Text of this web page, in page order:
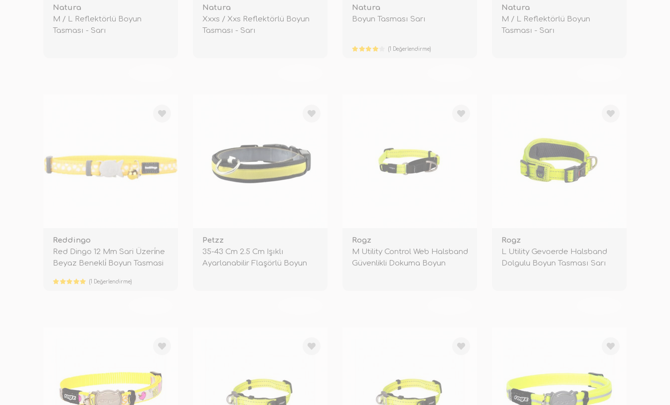
Natura
M / L Reflektörlü Boyun
Tasması - Sarı
Natura
Xxxs / Xxs Reflektörlü Boyun
Tasması - Sarı
Natura
Boyun Tasması Sarı
(1 Değerlendirme)
Natura
M / L Reflektörlü Boyun
Tasması - Sarı
Reddingo
Red Dingo 12 Mm Sari Üzeri̇ne
Beyaz Benekli̇ Boyun Tasmasi
(1 Değerlendirme)
Petzz
35-43 Cm 2.5 Cm Işıklı
Ayarlanabilir Flaşörlü Boyun
Rogz
M Utility Control Web Halsband
Güvenlikli Dokuma Boyun
Rogz
L Utility Gevoerde Halsband
Dolgulu Boyun Tasması Sarı